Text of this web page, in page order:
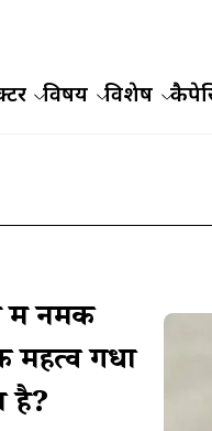
विषय विशेष
में नमक
महत्व गधों
है?